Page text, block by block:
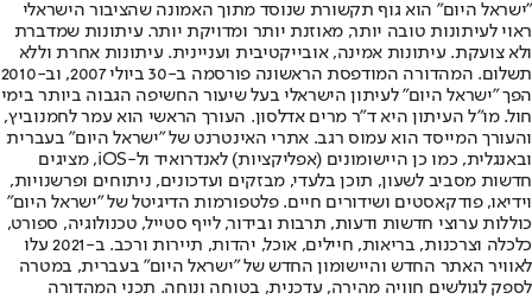
"ישראל היום" הוא גוף תקשורת שנוסד מתוך האמונה שהציבור הישראלי
ראוי לעיתונות טובה יותר, מאוזנת יותר ומדויקת יותר. עיתונות שמדברת
ולא צועקת. עיתונות אמינה, אובייקטיבית ועניינית. עיתונות אחרת וללא
תשלום. המהדורה המודפסת הראשונה פורסמה ב-30 ביולי 2007, וב-2010
הפך "ישראל היום" לעיתון הישראלי בעל שיעור החשיפה הגבוה ביותר בימי
חול. מו"ל העיתון היא ד"ר מרים אדלסון. העורך הראשי הוא עמר לחמנוביץ,
והעורך המייסד הוא עמוס רגב. אתרי האינטרנט של "ישראל היום" בעברית
ובאנגלית, כמו כן היישומונים (אפליקציות) לאנדרואיד ול-iOS, מציגים
חדשות מסביב לשעון, תוכן בלעדי, מבזקים ועדכונים, ניתוחים ופרשנויות,
וידיאו, פודקאסטים ושידורים חיים. פלטפורמות הדיגיטל של "ישראל היום"
כוללות ערוצי חדשות ודעות, תרבות ובידור, לייף סטייל, טכנולוגיה, ספורט,
כלכלה וצרכנות, בריאות, חיילים, אוכל, יהדות, תיירות ורכב. ב-2021 עלו
לאוויר האתר החדש והיישומון החדש של "ישראל היום" בעברית, במטרה
לספק לגולשים חוויה מהירה, עדכנית, בטוחה ונוחה. תכני המהדורה